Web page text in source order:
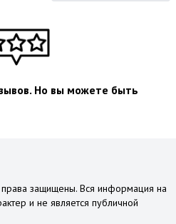
Но вы можете быть
защищены. Вся информация на
и не является публичной